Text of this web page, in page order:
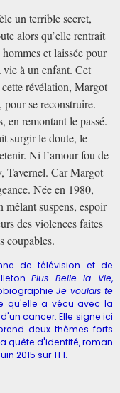
un terrible secret,
alors qu’elle rentrait
et laissée pour
à un enfant. Cet
révélation, Margot
pour se reconstruire.
en remontant le passé.
surgir le doute, le
Ni l’amour fou de
Tavernel. Car Margot
Née en 1980,
suspens, espoir
des violences faites
coupables.
de télévision et de
Plus Belle la Vie,
Je voulais te
qu'elle a vécu avec la
cancer. Elle signe ici
deux thèmes forts
quête d'identité, roman
2015 sur TF1.